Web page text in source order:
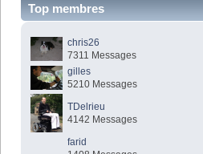
Top membres
chris26
7311 Messages
gilles
5210 Messages
TDelrieu
4142 Messages
farid